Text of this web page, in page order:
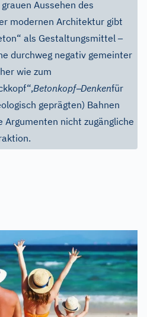
Aussehen des
modernen Architektur gibt
als Gestaltungsmittel –
durchweg negativ gemeinter
wie zum
Betonkopf–Denkenfür
geprägten) Bahnen
Argumenten nicht zugängliche